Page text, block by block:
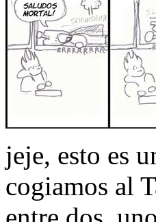
jeje, esto es
cogiamos al